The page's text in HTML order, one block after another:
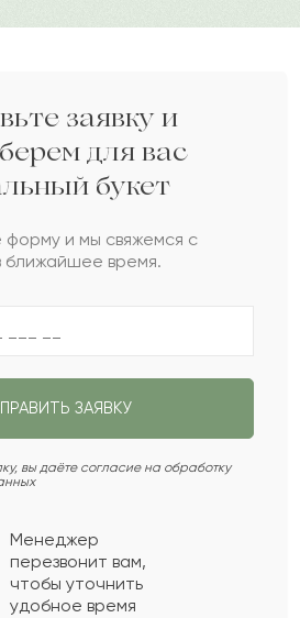
2022-07-15
2022-06-30
2022-06-04
Показать еще
заявку и
для вас
букет
форму и мы свяжемся с
ближайшее время.
ЗАЯВКУ
вы даёте согласие на обработку
Менеджер
перезвонит вам,
чтобы уточнить
удобное время